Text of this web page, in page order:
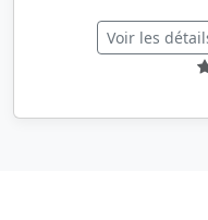
Voir les